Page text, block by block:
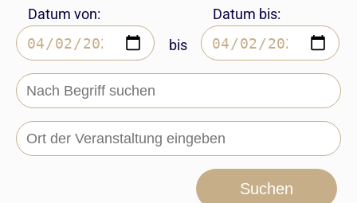
Datum von:
bis
Datum bis:
Suchen